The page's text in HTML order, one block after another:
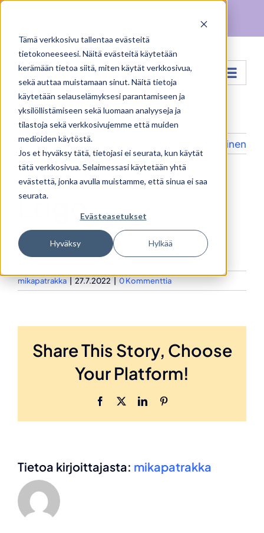
Tämä verkkosivu tallentaa evästeitä
tietokoneeseesi. Näitä evästeitä käytetään
kerämään tietoa siitä, miten käytät verkkosivua,
sekä auttaa muistamaan sinut. Näitä tietoja
käytetään selauselämyksesi parantamiseen ja
yksilöllistämiseen sekä luomaan analyyseja ja
tilastoja sekä verkkosivujemme että muiden
medioiden käytöstä.
Jos et hyväksy tätä, tietojasi ei seurata, kun käytät
tätä verkkosivua. Selaimessasi käytetään yhtä
evästettä, jonka avulla muistamme, että sinua ei saa
seurata.
Evästeasetukset
Hyväksy Hylkää
Skip
content
Siirry...
Edellinen
Logo
Logo
mikapatrakka 27.7.2022 0 Kommenttia
Share This Story, Choose
Your Platform!
Facebook LinkedIn
Tietoa kirjoittajasta: mikapatrakka